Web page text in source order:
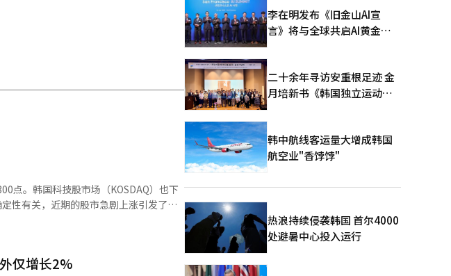
点。韩国科技股市场（KOSDAQ）也下
性有关，近期的股市急剧上涨引发了获
值较高的股票表现
仅增长2%
李在明发布《旧金山AI宣
言》将与全球共启AI黄金时
二十余年寻访安重根足迹 金
月培新书《韩国独立运动圣
韩中航线客运量大增成韩国
航空业"香饽饽"
热浪持续侵袭韩国 首尔4000
处避暑中心投入运行